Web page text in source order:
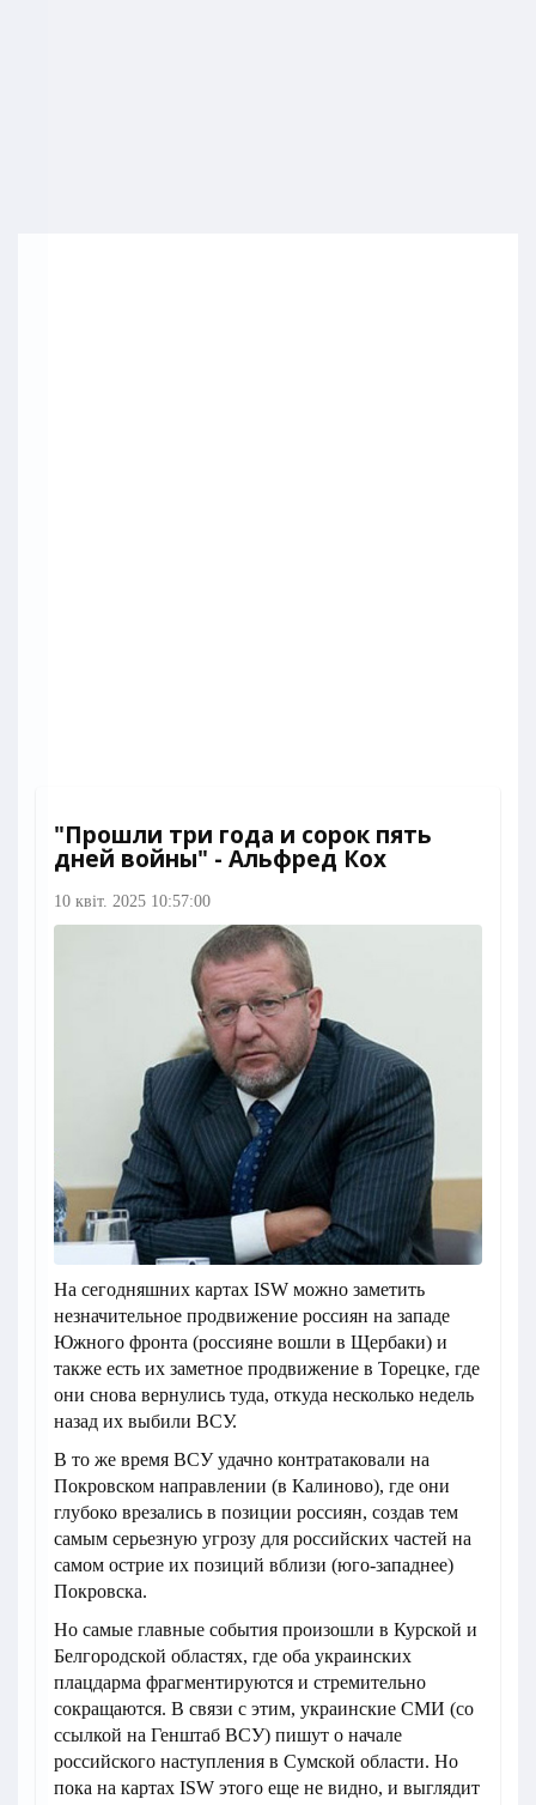
"Прошли три года и сорок пять
дней войны" - Альфред Кох
10 квіт. 2025 10:57:00
На сегодняшних картах ISW можно заметить
незначительное продвижение россиян на западе
Южного фронта (россияне вошли в Щербаки) и
также есть их заметное продвижение в Торецке, где
они снова вернулись туда, откуда несколько недель
назад их выбили ВСУ.
В то же время ВСУ удачно контратаковали на
Покровском направлении (в Калиново), где они
глубоко врезались в позиции россиян, создав тем
самым серьезную угрозу для российских частей на
самом острие их позиций вблизи (юго-западнее)
Покровска.
Но самые главные события произошли в Курской и
Белгородской областях, где оба украинских
плацдарма фрагментируются и стремительно
сокращаются. В связи с этим, украинские СМИ (со
ссылкой на Генштаб ВСУ) пишут о начале
российского наступления в Сумской области. Но
пока на картах ISW этого еще не видно, и выглядит